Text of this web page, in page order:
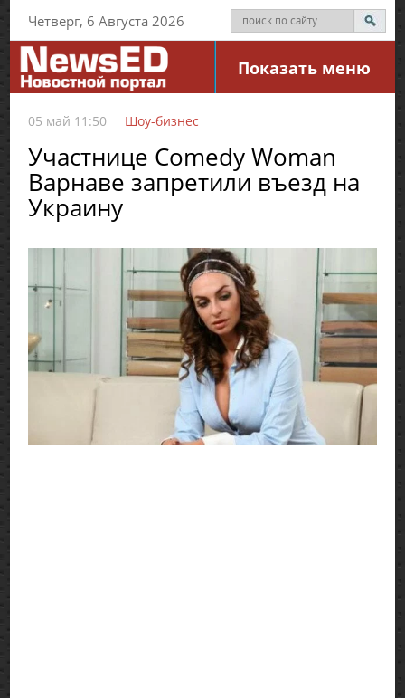
Четверг, 6 Августа 2026
Показать меню
05 май 11:50 Шоу-бизнес
Участнице Comedy Woman
Варнаве запретили въезд на
Украину